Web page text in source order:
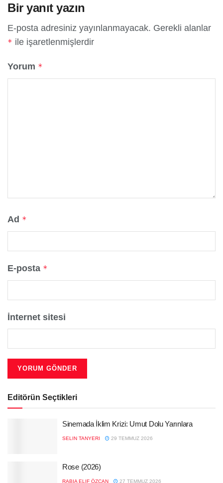
Bir yanıt yazın
E-posta adresiniz yayınlanmayacak. Gerekli alanlar
* ile işaretlenmişlerdir
Yorum *
Ad *
E-posta *
İnternet sitesi
Editörün Seçtikleri
Sinemada İklim Krizi: Umut Dolu Yarınlara
SELIN TANYERI 29 TEMMUZ 2026
Rose (2026)
RABIA ELIF ÖZCAN 27 TEMMUZ 2026